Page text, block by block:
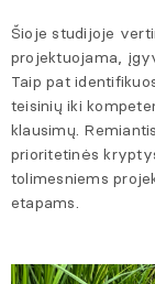
Šioje studijoje
projektuojama,
Taip pat
teisinių iki
klausimų.
prioritetinės
tolimesniems
etapams.